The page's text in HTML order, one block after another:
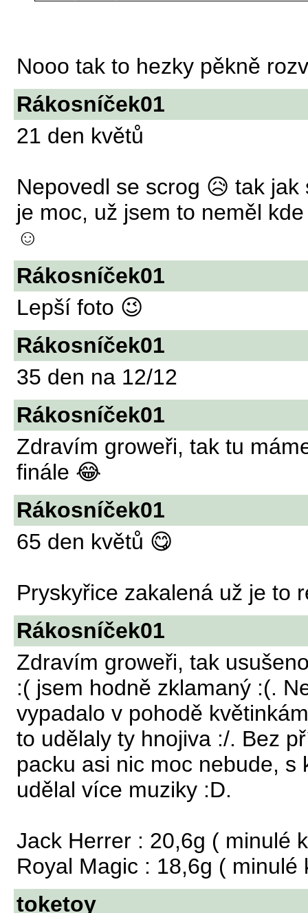
Nooo tak to hezky pěkně
Rákosníček01
21 den květů
Nepovedl se scrog 😥 tak
je moc, už jsem to neměl
☺
Rákosníček01
Lepší foto 😉
Rákosníček01
35 den na 12/12
Rákosníček01
Zdravím groweři, tak tu
finále 😂
Rákosníček01
65 den květů 😋
Pryskyřice zakalená už je to
Rákosníček01
Zdravím groweři, tak
:( jsem hodně zklamaný :(.
vypadalo v pohodě
to udělaly ty hnojiva :/. Bez
packu asi nic moc nebude,
udělal více muziky :D.
Jack Herrer : 20,6g ( minulé
Royal Magic : 18,6g ( minulé
toketoy